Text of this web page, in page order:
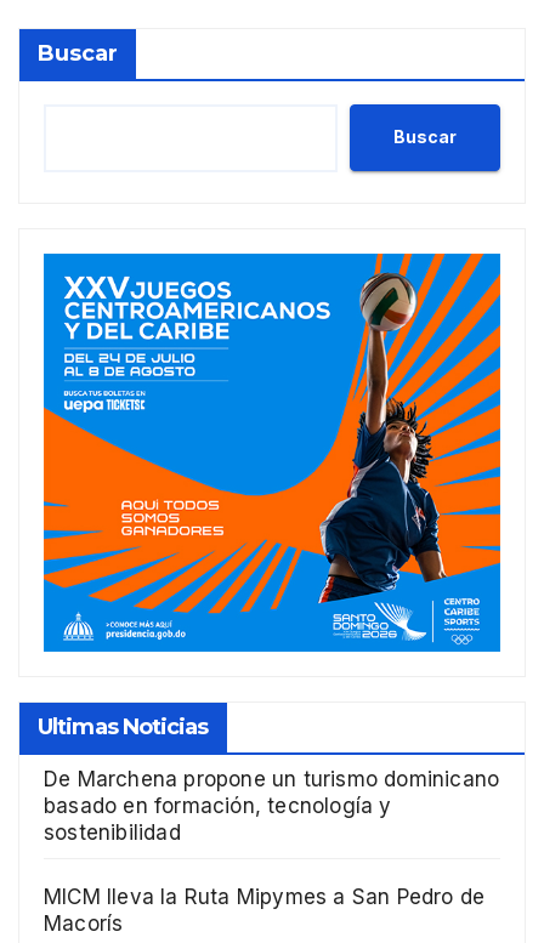
Buscar
Buscar
Ultimas Noticias
De Marchena propone un turismo dominicano
basado en formación, tecnología y
sostenibilidad
MICM lleva la Ruta Mipymes a San Pedro de
Macorís